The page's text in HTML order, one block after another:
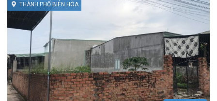
THÀNH PHỐ BIÊN HÒA